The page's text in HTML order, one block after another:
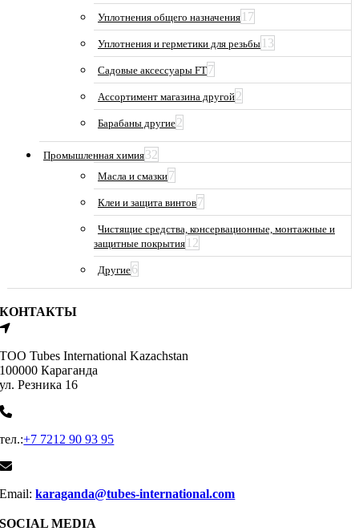
Уплотнения общего назначения 17
Уплотнения и герметики для резьбы 13
Садовые аксессуары FT7
Ассортимент магазина другой2
Барабаны другие2
Промышленная химия32
Масла и смазки7
Клеи и защита винтов7
Чистящие средства, консервационные, монтажные и
защитные покрытия 12
Другие6
КОНТАКТЫ
ТОО Tubes International Kazachstan
100000 Караганда
ул. Резника 16
тел.:+7 7212 90 93 95
Email:karaganda@tubes-international.com
SOCIAL MEDIA